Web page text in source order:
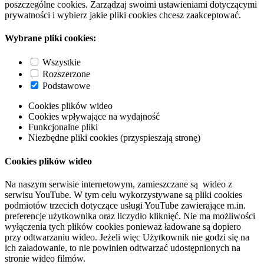
poszczególne cookies. Zarządzaj swoimi ustawieniami dotyczącymi
prywatności i wybierz jakie pliki cookies chcesz zaakceptować.
Wybrane pliki cookies:
Wszystkie
Rozszerzone
Podstawowe
Cookies plików wideo
Cookies wpływające na wydajność
Funkcjonalne pliki
Niezbędne pliki cookies (przyspieszają stronę)
Cookies plików wideo
Na naszym serwisie internetowym, zamieszczane są wideo z
serwisu YouTube. W tym celu wykorzystywane są pliki cookies
podmiotów trzecich dotyczące usługi YouTube zawierające m.in.
preferencje użytkownika oraz liczydło kliknięć. Nie ma możliwości
wyłączenia tych plików cookies ponieważ ładowane są dopiero
przy odtwarzaniu wideo. Jeżeli więc Użytkownik nie godzi się na
ich załadowanie, to nie powinien odtwarzać udostępnionych na
stronie wideo filmów.